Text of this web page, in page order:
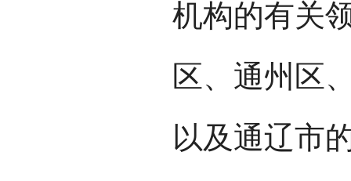
机构的有关
区、通州区
以及通辽市